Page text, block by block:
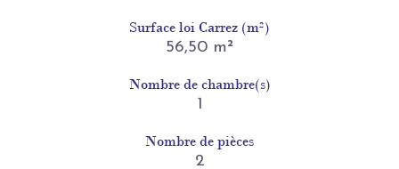
Surface loi Carrez (m²)
56,50 m²
Nombre de chambre(s)
1
Nombre de pièces
2